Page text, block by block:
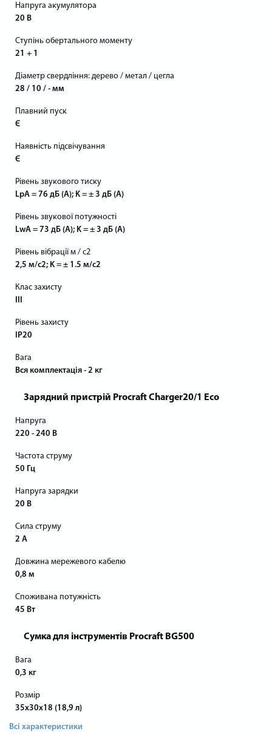
Напруга акумулятора
20 В
Ступінь обертального моменту
21 + 1
Діаметр свердління: дерево / метал / цегла
28 / 10 / - мм
Плавний пуск
Є
Наявність підсвічування
Є
Рівень звукового тиску
LpA = 76 дБ (А); K = ± 3 дБ (А)
Рівень звукової потужності
LwA = 73 дБ (А); K = ± 3 дБ (А)
Рівень вібрації м / с2
2,5 м/с2; K = ± 1.5 м/с2
Клас захисту
Рівень захисту
IP20
Вага
Вся комплектація - 2 кг
Зарядний пристрій Procraft Charger20/1 Eco
Напруга
220 - 240 В
Частота струму
50 Гц
Напруга зарядки
20 В
Сила струму
2 А
Довжина мережевого кабелю
0,8 м
Споживана потужність
45 Вт
Сумка для інструментів Procraft BG500
Вага
0,3 кг
Розмір
35х30х18 (18,9 л)
Всі характеристики